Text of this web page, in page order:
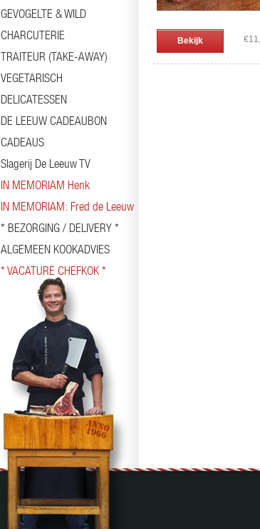
GEVOGELTE & WILD
CHARCUTERIE
TRAITEUR (TAKE-AWAY)
VEGETARISCH
DELICATESSEN
DE LEEUW CADEAUBON
CADEAUS
Slagerij De Leeuw TV
IN MEMORIAM Henk
IN MEMORIAM: Fred de Leeuw
* BEZORGING / DELIVERY *
ALGEMEEN KOOKADVIES
* VACATURE CHEFKOK *
Bekijk